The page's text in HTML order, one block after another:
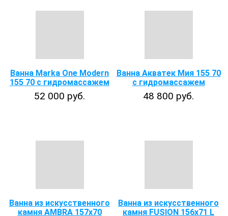
Ванна Marka One Modern
155 70 с гидромассажем
52 000 руб.
Ванна Акватек Мия 155 70
с гидромассажем
48 800 руб.
Ванна из искусственного
камня AMBRA 157x70
Ванна из искусственного
камня FUSION 156x71 L